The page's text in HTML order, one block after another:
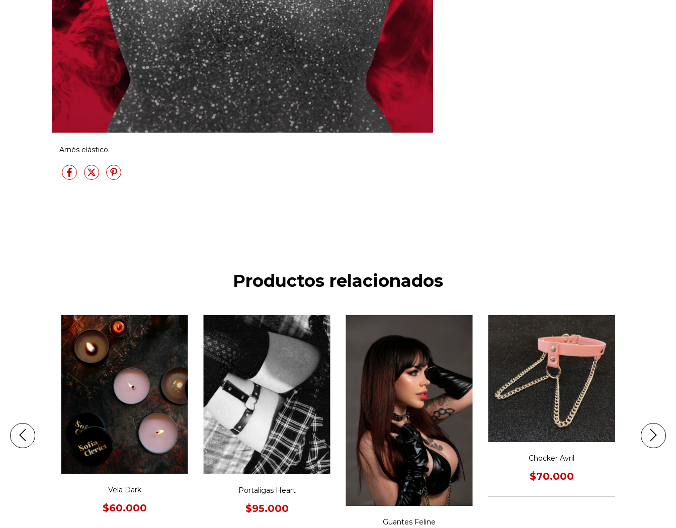
Arnés elástico.
Productos relacionados
Vela Dark
$60.000
Portaligas Heart
$95.000
Guantes Feline
Chocker Avril
$70.000